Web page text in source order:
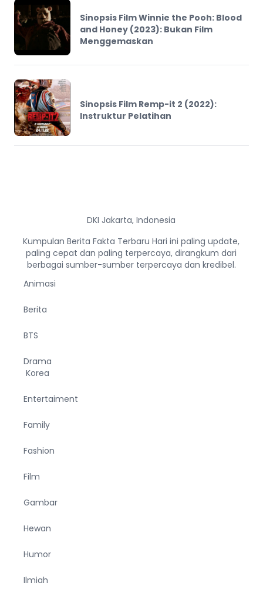
Sinopsis Film Winnie the Pooh: Blood
and Honey (2023): Bukan Film
Menggemaskan
Sinopsis Film Remp-it 2 (2022):
Instruktur Pelatihan
DKI Jakarta, Indonesia
Kumpulan Berita Fakta Terbaru Hari ini paling update,
paling cepat dan paling terpercaya, dirangkum dari
berbagai sumber-sumber terpercaya dan kredibel.
Animasi
Berita
BTS
Drama
Korea
Entertaiment
Family
Fashion
Film
Gambar
Hewan
Humor
Ilmiah